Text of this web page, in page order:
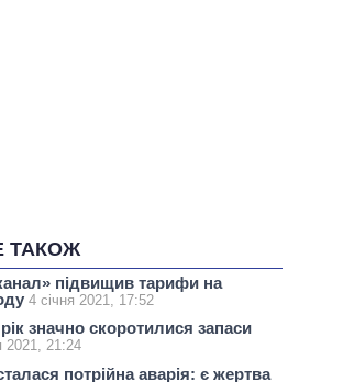
ТАКОЖ
підвищив тарифи на
4 січня 2021, 17:52
значно скоротилися запаси
2021, 21:24
потрійна аварія: є жертва